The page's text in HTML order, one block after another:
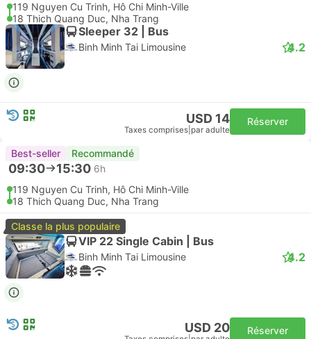
119 Nguyen Cu Trinh, Hô Chi Minh-Ville
18 Thich Quang Duc, Nha Trang
Sleeper 32 | Bus
Binh Minh Tai Limousine 4.2
USD 14
Taxes comprises par adulte
Réserver
Best-seller Recommandé
09:30 15:30 6h
119 Nguyen Cu Trinh, Hô Chi Minh-Ville
18 Thich Quang Duc, Nha Trang
Classe la plus populaire
VIP 22 Single Cabin | Bus
Binh Minh Tai Limousine 4.2
USD 20 Réserver